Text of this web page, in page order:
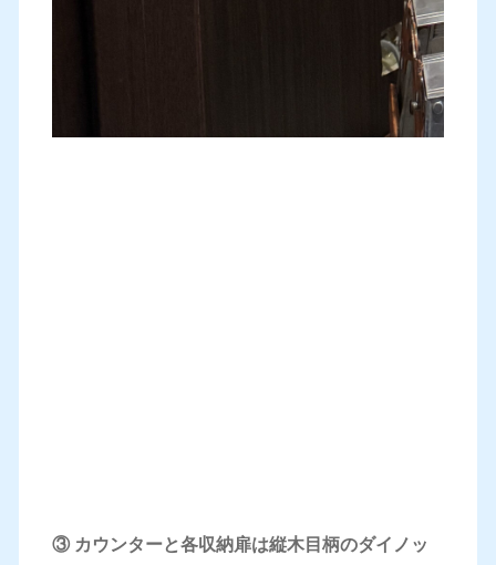
③ カウンターと各収納扉は縦木目柄のダイノッ